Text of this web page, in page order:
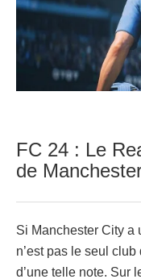
FC 24 : Le
de
Si Manchester City a
n’est pas le seul
d’une telle note. Sur